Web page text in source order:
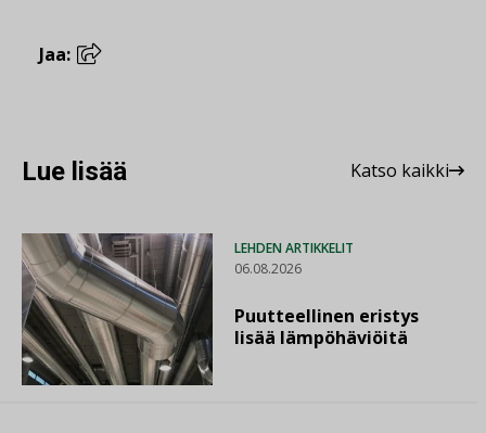
Jaa:
Lue lisää Katso kaikki
LEHDEN ARTIKKELIT
06.08.2026
Puutteellinen eristys
lisää lämpöhäviöitä